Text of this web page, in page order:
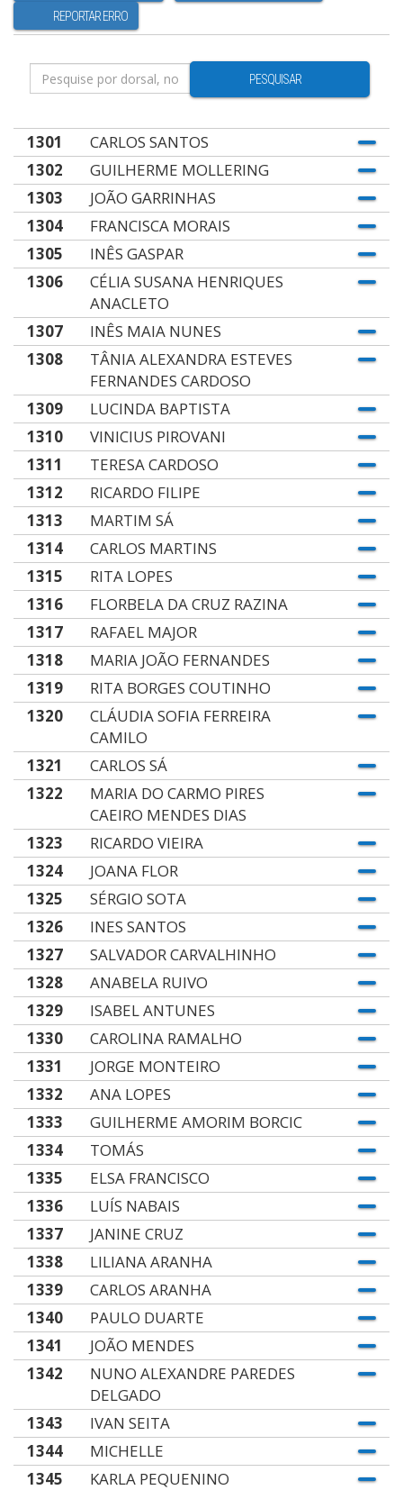
REPORTAR ERRO
PESQUISAR
1301
CARLOS SANTOS
1302
GUILHERME MOLLERING
1303
JOÃO GARRINHAS
1304
FRANCISCA MORAIS
1305
INÊS GASPAR
1306
CÉLIA SUSANA HENRIQUES
ANACLETO
1307
INÊS MAIA NUNES
1308
TÂNIA ALEXANDRA ESTEVES
FERNANDES CARDOSO
1309
LUCINDA BAPTISTA
1310
VINICIUS PIROVANI
1311
TERESA CARDOSO
1312
RICARDO FILIPE
1313
MARTIM SÁ
1314
CARLOS MARTINS
1315
RITA LOPES
1316
FLORBELA DA CRUZ RAZINA
1317
RAFAEL MAJOR
1318
MARIA JOÃO FERNANDES
1319
RITA BORGES COUTINHO
1320
CLÁUDIA SOFIA FERREIRA
CAMILO
1321
CARLOS SÁ
1322
MARIA DO CARMO PIRES
CAEIRO MENDES DIAS
1323
RICARDO VIEIRA
1324
JOANA FLOR
1325
SÉRGIO SOTA
1326
INES SANTOS
1327
SALVADOR CARVALHINHO
1328
ANABELA RUIVO
1329
ISABEL ANTUNES
1330
CAROLINA RAMALHO
1331
JORGE MONTEIRO
1332
ANA LOPES
1333
GUILHERME AMORIM BORCIC
1334
TOMÁS
1335
ELSA FRANCISCO
1336
LUÍS NABAIS
1337
JANINE CRUZ
1338
LILIANA ARANHA
1339
CARLOS ARANHA
1340
PAULO DUARTE
1341
JOÃO MENDES
1342
NUNO ALEXANDRE PAREDES
DELGADO
1343
IVAN SEITA
1344
MICHELLE
1345
KARLA PEQUENINO